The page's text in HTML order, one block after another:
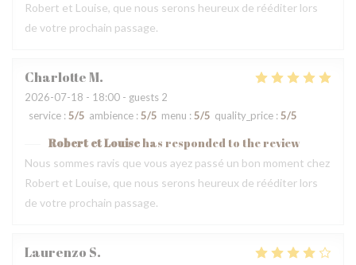
Robert et Louise, que nous serons heureux de rééditer lors
de votre prochain passage.
CharlotteM
2026-07-18 - 18:00 - guests 2
service : 5/5 ambience : 5/5 menu : 5/5 quality_price : 5/5
Robert et Louisehas responded to the review
Nous sommes ravis que vous ayez passé un bon moment chez
Robert et Louise, que nous serons heureux de rééditer lors
de votre prochain passage.
Laurenzo S